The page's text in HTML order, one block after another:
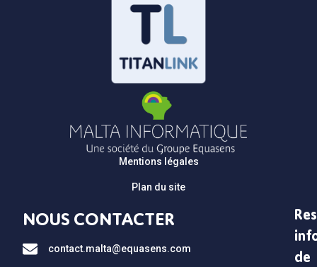
Mentions légales
Plan du site
NOUS CONTACTER
contact.malta@equasens.com
de